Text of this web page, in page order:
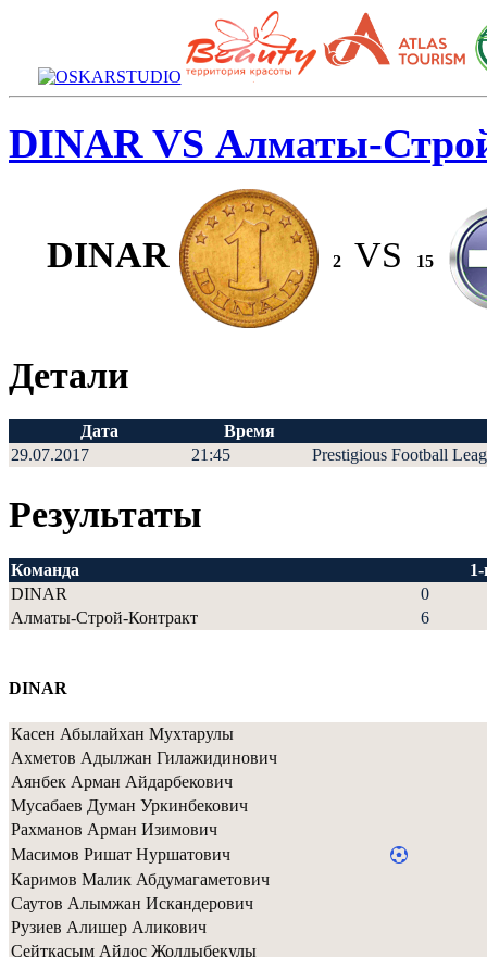
DINAR VS Алматы-
DINAR 2 VS 15
Детали
Дата
Время
29.07.2017
21:45 Prestigious Football
Результаты
Команда
DINAR
0
Алматы-Строй-Контракт
6
DINAR
Касен Абылайхан Мухтарулы
Ахметов Адылжан Гилажидинович
Аянбек Арман Айдарбекович
Мусабаев Думан Уркинбекович
Рахманов Арман Изимович
Масимов Ришат Нуршатович
Каримов Малик Абдумагаметович
Саутов Алымжан Искандерович
Рузиев Алишер Аликович
Сейткасым Айдос Жолдыбекулы